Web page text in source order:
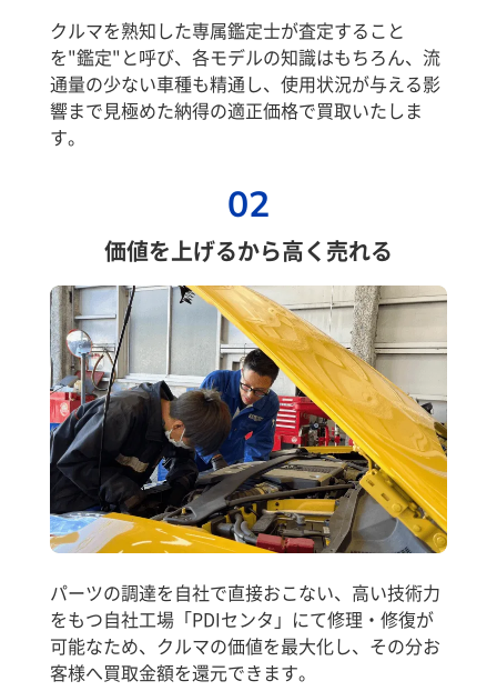
クルマを熟知した専属鑑定士が査定すること
を"鑑定"と呼び、各モデルの知識はもちろん、流
通量の少ない車種も精通し、使用状況が与える影
響まで見極めた納得の適正価格で買取いたしま
す。
02
価値を上げるから高く売れる
パーツの調達を自社で直接おこない、高い技術力
をもつ自社工場「PDIセンタ」にて修理・修復が
可能なため、クルマの価値を最大化し、その分お
客様へ買取金額を還元できます。